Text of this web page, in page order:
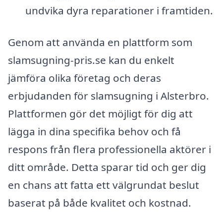
undvika dyra reparationer i framtiden.
Genom att använda en plattform som
slamsugning-pris.se kan du enkelt
jämföra olika företag och deras
erbjudanden för slamsugning i Alsterbro.
Plattformen gör det möjligt för dig att
lägga in dina specifika behov och få
respons från flera professionella aktörer i
ditt område. Detta sparar tid och ger dig
en chans att fatta ett välgrundat beslut
baserat på både kvalitet och kostnad.